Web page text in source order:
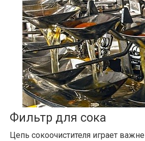
Фильтр для сока
Цепь сокоочистителя играет